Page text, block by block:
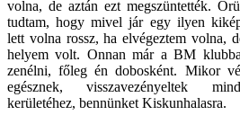
volna, de aztán ezt megszüntették.
tudtam, hogy mivel jár egy ilyen
lett volna rossz, ha elvégeztem volna,
helyem volt. Onnan már a BM
zenélni, főleg én dobosként. Mikor
egésznek, visszavezényeltek
kerületéhez, bennünket Kiskunhalasra.